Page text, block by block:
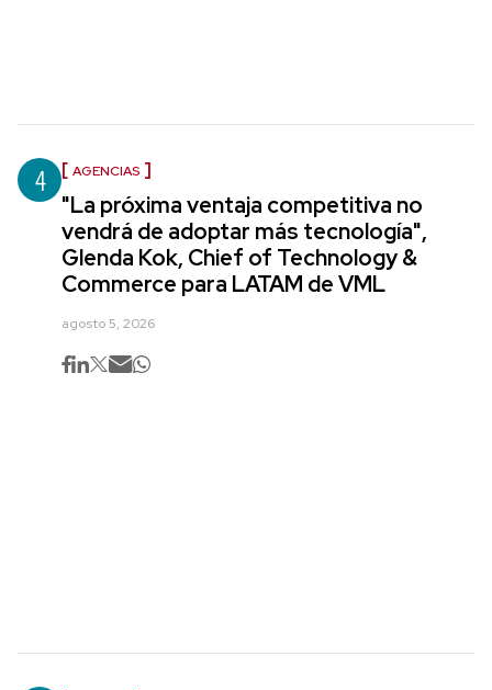
4 AGENCIAS
"La próxima ventaja competitiva no
vendrá de adoptar más tecnología",
Glenda Kok, Chief of Technology &
Commerce para LATAM de VML
agosto 5, 2026